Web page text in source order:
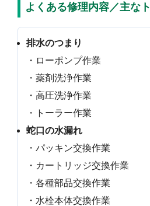
よくある修理内容／主な
排水のつまり
・ローポンプ作業
・薬剤洗浄作業
・高圧洗浄作業
・トーラー作業
蛇口の水漏れ
・パッキン交換作業
・カートリッジ交換作業
・各種部品交換作業
・水栓本体交換作業